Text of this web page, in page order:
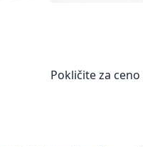
Pokličite za ceno